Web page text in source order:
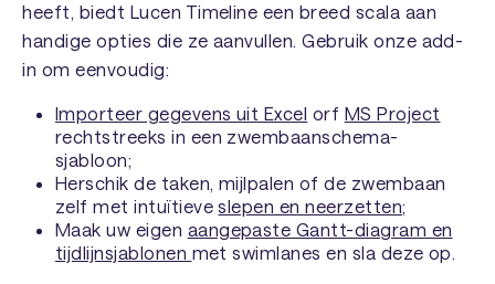
heeft, biedt Lucen Timeline een breed scala aan
handige opties die ze aanvullen. Gebruik onze add-
in om eenvoudig:
Importeer gegevens uit Excel orf MS Project
rechtstreeks in een zwembaanschema-
sjabloon;
Herschik de taken, mijlpalen of de zwembaan
zelf met intuïtieveslepen en neerzetten;
Maak uw eigen aangepaste Gantt-diagram en
tijdlijnsjablonen met swimlanes en sla deze op.